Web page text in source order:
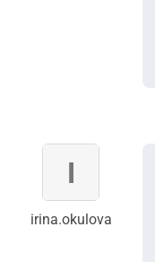
irina.okulova